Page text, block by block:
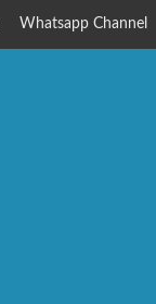
Whatsapp Channel